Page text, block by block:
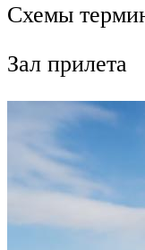
Схемы
Зал прилета